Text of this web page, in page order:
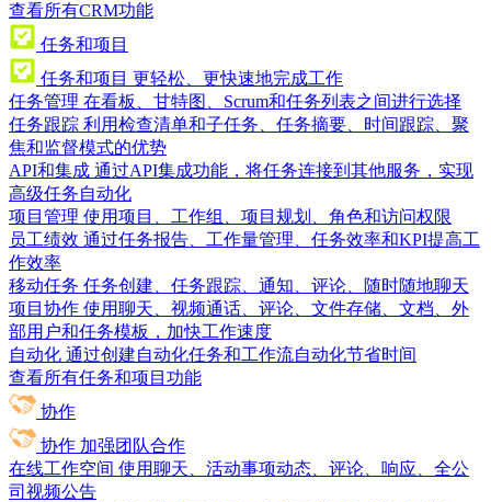
查看所有CRM功能
任务和项目
任务和项目 更轻松、更快速地完成工作
任务管理 在看板、甘特图、Scrum和任务列表之间进行选择
任务跟踪 利用检查清单和子任务、任务摘要、时间跟踪、聚
焦和监督模式的优势
API和集成 通过API集成功能，将任务连接到其他服务，实现
高级任务自动化
项目管理 使用项目、工作组、项目规划、角色和访问权限
员工绩效 通过任务报告、工作量管理、任务效率和KPI提高工
作效率
移动任务 任务创建、任务跟踪、通知、评论、随时随地聊天
项目协作 使用聊天、视频通话、评论、文件存储、文档、外
部用户和任务模板，加快工作速度
自动化 通过创建自动化任务和工作流自动化节省时间
查看所有任务和项目功能
协作
协作 加强团队合作
在线工作空间 使用聊天、活动事项动态、评论、响应、全公
司视频公告